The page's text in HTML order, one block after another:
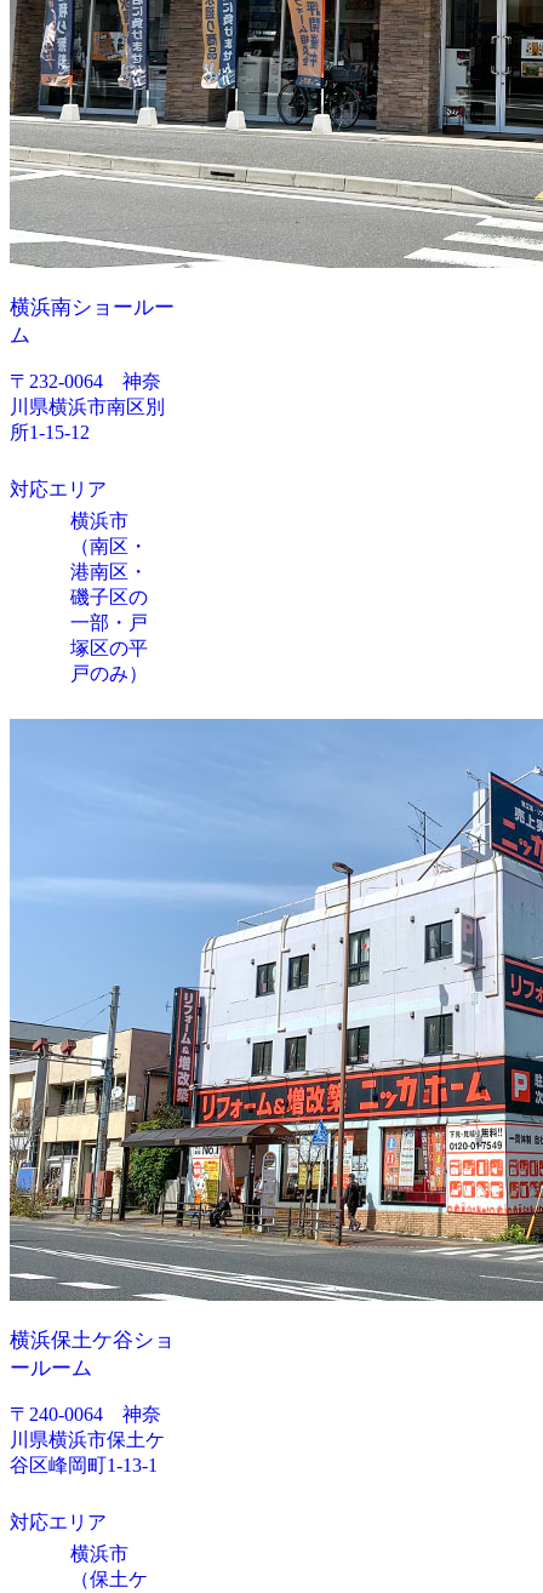
横浜南ショールー
ム
〒232-0064 神奈
川県横浜市南区別
所1-15-12
対応エリア
横浜市
（南区・
港南区・
磯子区の
一部・戸
塚区の平
戸のみ）
横浜保土ケ谷ショ
ールーム
〒240-0064 神奈
川県横浜市保土ケ
谷区峰岡町1-13-1
対応エリア
横浜市
（保土ケ